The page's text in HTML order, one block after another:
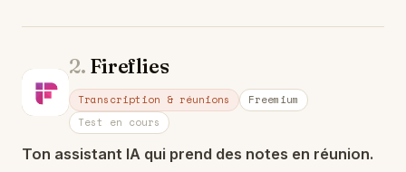
Fi
2. Fireflies
Transcription & réunions
Freemium
Test en cours
Ton assistant IA qui prend des notes en réunion.